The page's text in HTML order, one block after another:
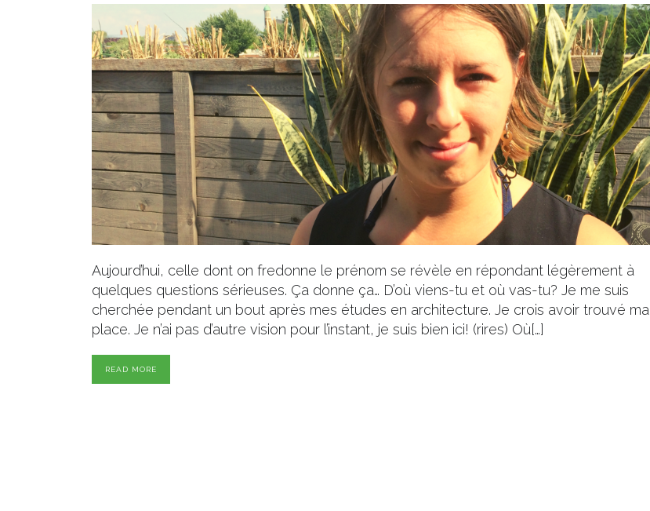
Aujourd’hui, celle dont on fredonne le prénom se révèle en répondant légèrement à
quelques questions sérieuses. Ça donne ça… D’où viens-tu et où vas-tu? Je me suis
cherchée pendant un bout après mes études en architecture. Je crois avoir trouvé ma
place. Je n’ai pas d’autre vision pour l’instant, je suis bien ici! (rires) Où[…]
READ MORE